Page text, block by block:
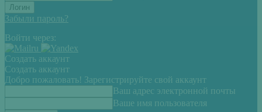
Забыли пароль?
Войти через:
Создать аккаунт
Создать аккаунт
Добро пожаловать! Зарегистрируйте свой аккаунт
Ваш адрес электронной почты
Ваше имя пользователя